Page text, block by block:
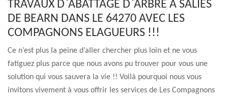
TRAVAUX D`ABATTAGE D`ARBRE À SALIES
DE BEARN DANS LE 64270 AVEC LES
COMPAGNONS ELAGUEURS !!!
Ce n’est plus la peine d’aller chercher plus loin et ne vous
fatiguez plus parce que nous avons pu trouver pour vous une
solution qui vous sauvera la vie !! Voilà pourquoi nous vous
invitons vivement à vous offrir les services de Les Compagnons